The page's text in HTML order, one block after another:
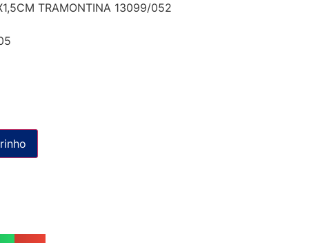
TRAMONTINA 13099/052